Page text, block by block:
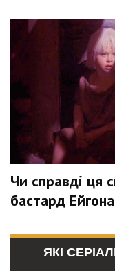
Чи справді ця
бастард
ЯКІ